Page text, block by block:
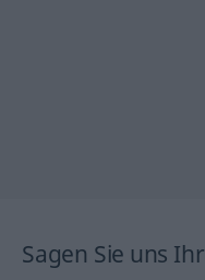
Sagen Sie uns